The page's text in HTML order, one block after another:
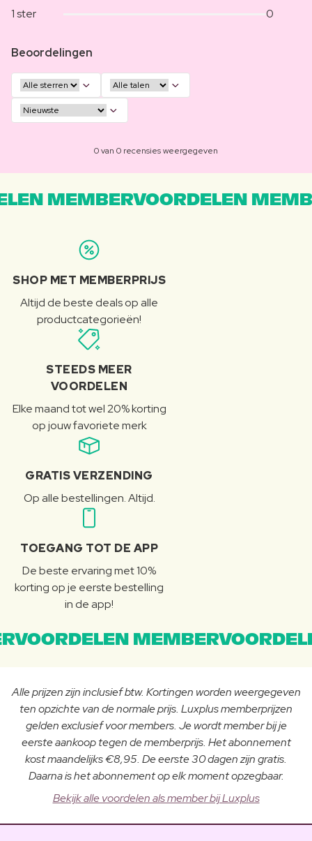
1 ster
0
Beoordelingen
0 van 0 recensies weergegeven
MEMBERVOORDELEN
SHOP MET MEMBERPRIJS
Altijd de beste deals op alle
productcategorieën!
STEEDS MEER
VOORDELEN
Elke maand tot wel 20% korting
op jouw favoriete merk
GRATIS VERZENDING
Op alle bestellingen. Altijd.
TOEGANG TOT DE APP
De beste ervaring met 10%
korting op je eerste bestelling
in de app!
Alle prijzen zijn inclusief btw. Kortingen worden weergegeven
ten opzichte van de normale prijs. Luxplus memberprijzen
gelden exclusief voor members. Je wordt member bij je
eerste aankoop tegen de memberprijs. Het abonnement
kost maandelijks €8,95. De eerste 30 dagen zijn gratis.
Daarna is het abonnement op elk moment opzegbaar.
Bekijk alle voordelen als member bij Luxplus